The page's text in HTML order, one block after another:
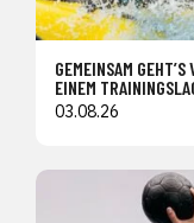
GEMEINSAM
EINEM
03.08.26